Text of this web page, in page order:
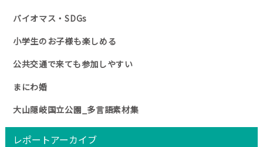
バイオマス・SDGs
小学生のお子様も楽しめる
公共交通で来ても参加しやすい
まにわ婚
大山隠岐国立公園_多言語素材集
レポートアーカイブ